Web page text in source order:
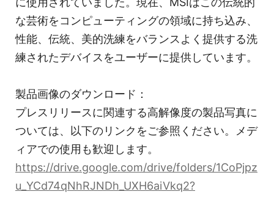
な芸術をコンピューティングの領域に持ち込み、
性能、伝統、美的洗練をバランスよく提供する洗
練されたデバイスをユーザーに提供しています。
製品画像のダウンロード：
プレスリリースに関連する高解像度の製品写真に
ついては、以下のリンクをご参照ください。メデ
ィアでの使用も歓迎します。
https://drive.google.com/drive/folders/1CoPjpz
u_YCd74qNhRJNDh_UXH6aiVkq2?